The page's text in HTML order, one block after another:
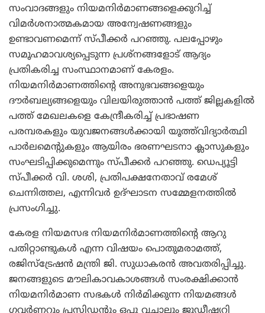
സംവാദങ്ങളും നിയമനിര്‍മാണങ്ങളെക്കുറിച്ച്
വിമര്‍ശനാത്മകമായ അന്വേഷണങ്ങളും
ഉണ്ടാവണമെന്ന് സ്പീക്കര്‍ പറഞ്ഞു. പലപ്പോഴും
സമൂഹമാവശ്യപ്പെടുന്ന പ്രശ്‌നങ്ങളോട് ആദ്യം
പ്രതികരിച്ച സംസ്ഥാനമാണ് കേരളം.
നിയമനിര്‍മാണത്തിന്റെ അനുഭവങ്ങളെയും
ദൗര്‍ബല്യങ്ങളെയും വിലയിരുത്താന്‍ പത്ത് ജില്ലകളില്‍
പത്ത് മേഖലകളെ കേന്ദ്രീകരിച്ച് പ്രഭാഷണ
പരമ്പരകളും യുവജനങ്ങള്‍ക്കായി യൂത്ത്‌വിദ്യാര്‍ത്ഥി
പാര്‍ലമെന്റുകളും ആയിരം ഭരണഘടനാ ക്ലാസുകളും
സംഘടിപ്പിക്കുമെന്നും സ്പീക്കര്‍ പറഞ്ഞു. ഡെപ്യൂട്ടി
സ്പീക്കര്‍ വി. ശശി, പ്രതിപക്ഷനേതാവ് രമേശ്
ചെന്നിത്തല, എന്നിവര്‍ ഉദ്ഘാടന സമ്മേളനത്തില്‍
പ്രസംഗിച്ചു.
കേരള നിയമസഭ നിയമനിര്‍മാണത്തിന്റെ ആറു
പതിറ്റാണ്ടുകള്‍ എന്ന വിഷയം പൊതുമരാമത്ത്,
രജിസ്‌ട്രേഷന്‍ മന്ത്രി ജി. സുധാകരന്‍ അവതരിപ്പിച്ചു.
ജനങ്ങളുടെ മൗലികാവകാശങ്ങള്‍ സംരക്ഷിക്കാന്‍
നിയമനിര്‍മാണ സഭകള്‍ നിര്‍മിക്കുന്ന നിയമങ്ങള്‍
ഗവര്‍ണറും പ്രസിഡന്റും ഒപ്പു വച്ചാലും ജുഡീഷ്യറി